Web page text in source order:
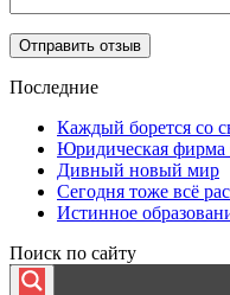
Последние
Каждый борется со
Юридическая
Дивный новый мир
Сегодня тоже всё
Истинное
Поиск по сайту